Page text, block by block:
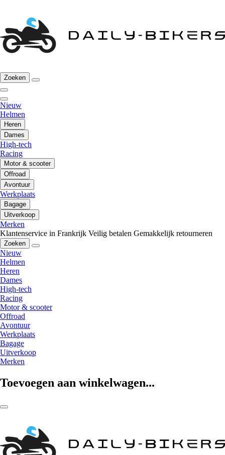
Zoeken
Nieuw
Helmen
Heren
Dames
High-tech
Racing
Motor & scooter
Offroad
Avontuur
Werkplaats
Bagage
Uitverkoop
Merken
Klantenservice in Frankrijk Veilig betalen Gemakkelijk retourneren
Zoeken
Nieuw
Helmen
Heren
Dames
High-tech
Racing
Motor & scooter
Offroad
Avontuur
Werkplaats
Bagage
Uitverkoop
Merken
Toevoegen aan winkelwagen...